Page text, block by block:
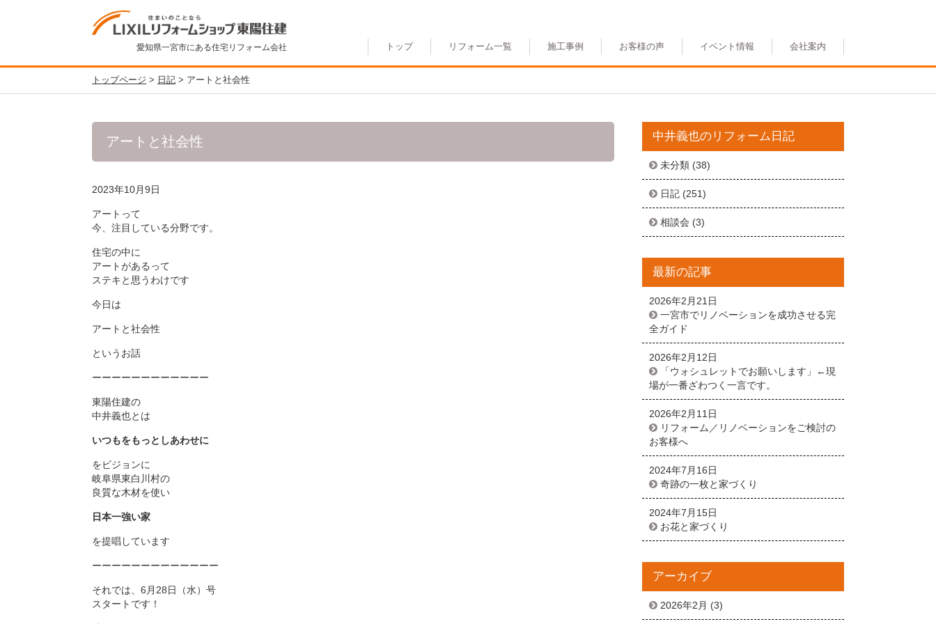
愛知県一宮市にある住宅リフォーム会社 トップ リフォーム一覧 施工事例 お客様の声 イベント情報 会社案内
トップページ > 日記 > アートと社会性
アートと社会性
2023年10月9日
アートって
今、注目している分野です。
住宅の中に
アートがあるって
ステキと思うわけです
今日は
アートと社会性
というお話
ーーーーーーーーーーーー
東陽住建の
中井義也とは
いつもをもっとしあわせに
をビジョンに
岐阜県東白川村の
良質な木材を使い
日本一強い家
を提唱しています
ーーーーーーーーーーーーー
それでは、6月28日（水）号
スタートです！
中井義也のリフォーム日記
未分類 (38)
日記 (251)
相談会 (3)
最新の記事
2026年2月21日
一宮市でリノベーションを成功させる完
全ガイド
2026年2月12日
「ウォシュレットでお願いします」←現
場が一番ざわつく一言です。
2026年2月11日
リフォーム／リノベーションをご検討の
お客様へ
2024年7月16日
奇跡の一枚と家づくり
2024年7月15日
お花と家づくり
アーカイブ
2026年2月 (3)